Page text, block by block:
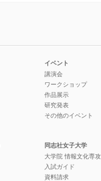
イベント
講演会
ワークショップ
作品展示
研究発表
その他のイベント
同志社女子大学
大学院 情報文化専攻
入試ガイド
資料請求